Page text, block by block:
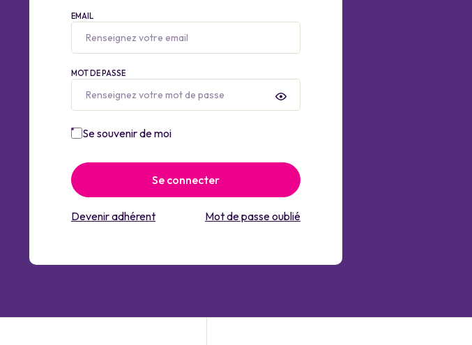
EMAIL
MOT DE PASSE
Se souvenir de moi
Se connecter
Devenir adhérent Mot de passe oublié